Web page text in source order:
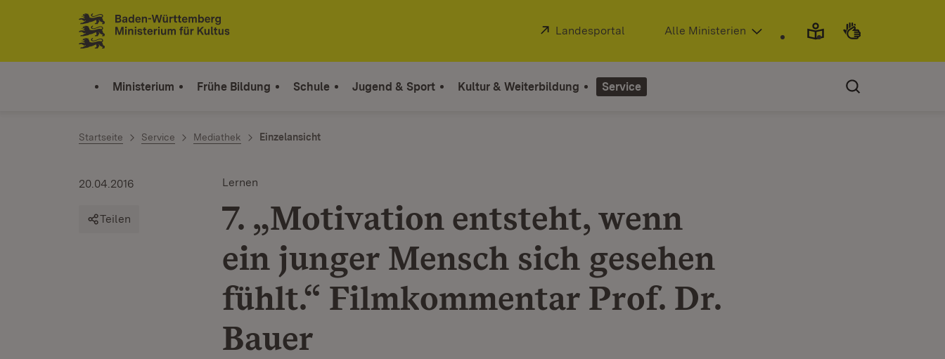
Zum Inhalt springen
Link zur Startseite
Extern:
Landesportal (Öffnet in neuem Fenster)
Alle Ministerien
Ministerium Frühe Bildung Schule Jugend & Sport Kultur & Weiterbildung Service
Startseite Service Mediathek Einzelansicht
Lernen
7. „Motivation entsteht, wenn
ein junger Mensch sich gesehen
fühlt.“ Filmkommentar Prof. Dr.
Bauer
20.04.2016
Teilen